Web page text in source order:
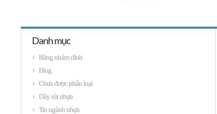
Danh mục
Băng nhám dính
Blog
Chưa được phân loại
Dây rút nhựa
Tin ngành nhựa